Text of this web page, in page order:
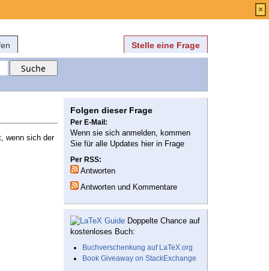
Stelle eine Frage
wenn sich der
Folgen dieser Frage
Per E-Mail:
Wenn sie sich anmelden, kommen
Sie für alle Updates hier in Frage
Per RSS:
Antworten
Antworten und Kommentare
Doppelte Chance auf
kostenloses Buch:
Buchverschenkung auf LaTeX.org
Book Giveaway on StackExchange
×